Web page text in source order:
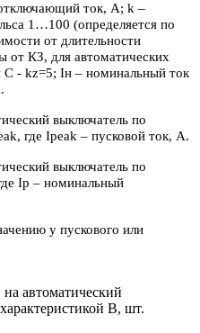
ток, А; k –
1…100 (определяется по
от длительности
от КЗ, для автоматических
C - kz=5; Iн – номинальный ток
выключатель по
где Ipeak – пусковой ток, А.
выключатель по
Iр – номинальный
у пускового или
автоматический
В, шт.